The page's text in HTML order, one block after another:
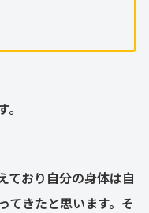
ており自分の身体は自
てきたと思います。そ